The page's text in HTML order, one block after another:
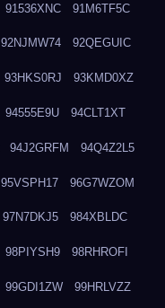
91536XNC 91M6TF5C
92NJMW74 92QEGUIC
93HKS0RJ 93KMD0XZ
94555E9U 94CLT1XT
94J2GRFM 94Q4Z2L5
95VSPH17 96G7WZOM
97N7DKJ5 984XBLDC
98PIYSH9 98RHROFI
99GDI1ZW 99HRLVZZ